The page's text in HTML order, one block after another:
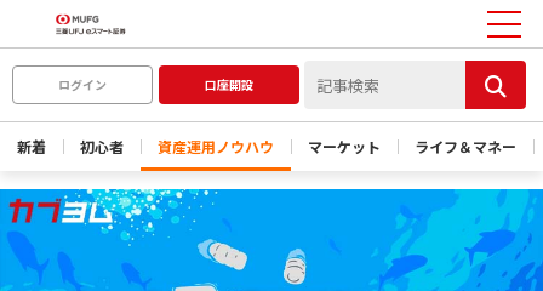
ログイン 口座開設
新着 初心者 資産運用ノウハウ マーケット ライフ＆マネー